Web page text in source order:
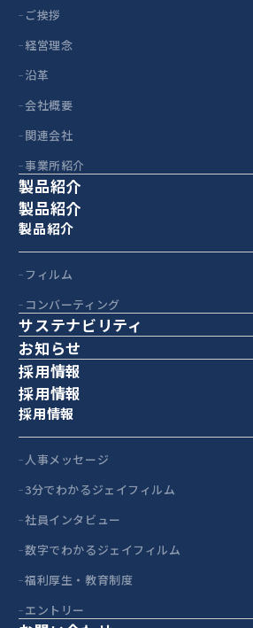
ご挨拶
経営理念
沿革
会社概要
関連会社
事業所紹介
製品紹介
製品紹介
製品紹介
フィルム
コンバーティング
サステナビリティ
お知らせ
採用情報
採用情報
採用情報
人事メッセージ
3分でわかるジェイフィルム
社員インタビュー
数字でわかるジェイフィルム
福利厚生・教育制度
エントリー